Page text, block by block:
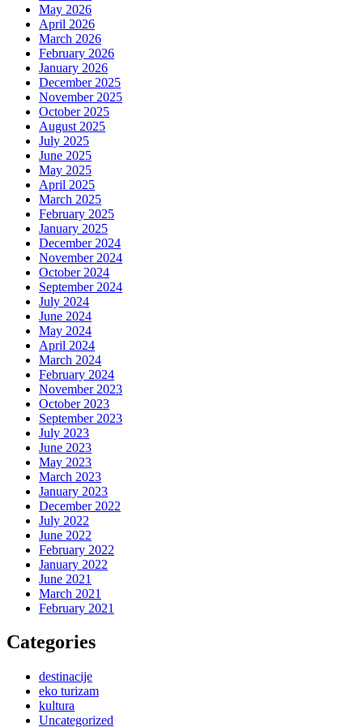
May 2026
April 2026
March 2026
February 2026
January 2026
December 2025
November 2025
October 2025
August 2025
July 2025
June 2025
May 2025
April 2025
March 2025
February 2025
January 2025
December 2024
November 2024
October 2024
September 2024
July 2024
June 2024
May 2024
April 2024
March 2024
February 2024
November 2023
October 2023
September 2023
July 2023
June 2023
May 2023
March 2023
January 2023
December 2022
July 2022
June 2022
February 2022
January 2022
June 2021
March 2021
February 2021
Categories
destinacije
eko turizam
kultura
Uncategorized